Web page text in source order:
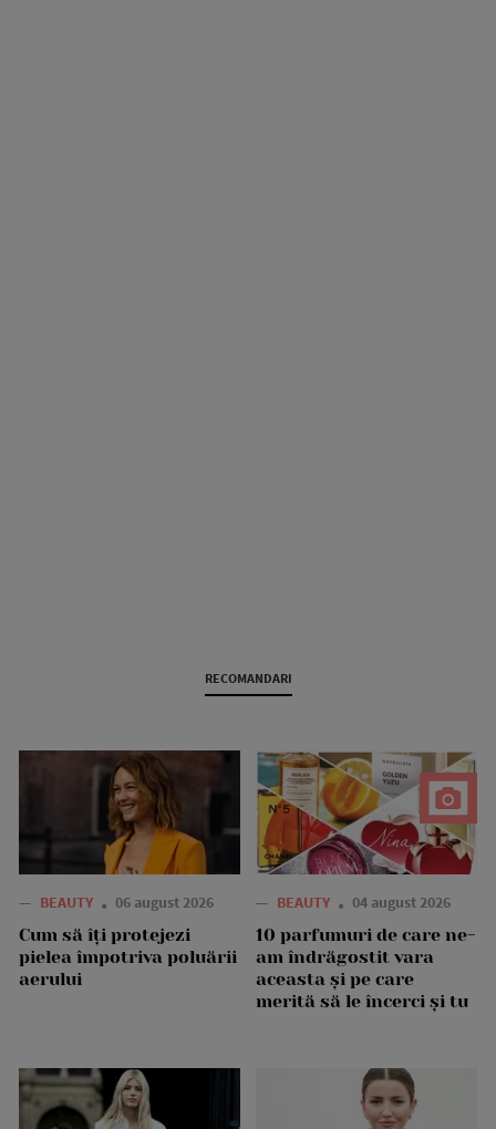
RECOMANDARI
— BEAUTY 06 august 2026
Cum să îți protejezi
pielea împotriva poluării
aerului
— BEAUTY 04 august 2026
10 parfumuri de care ne-
am îndrăgostit vara
aceasta și pe care
merită să le încerci și tu